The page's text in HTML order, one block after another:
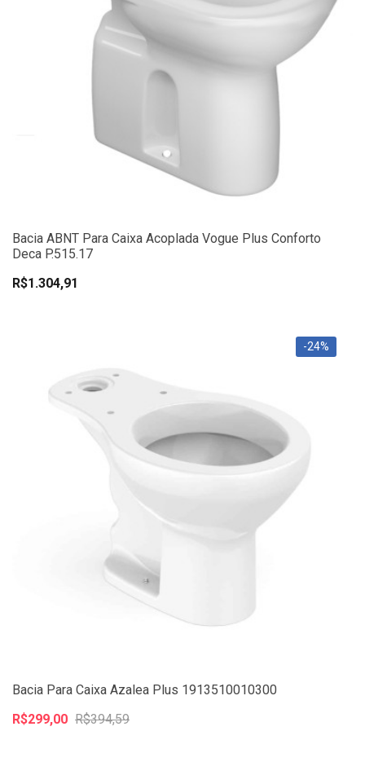
Bacia ABNT Para Caixa Acoplada Vogue Plus Conforto
Deca P.515.17
R$1.304,91
-24%
Bacia Para Caixa Azalea Plus 1913510010300
R$299,00 R$394,59